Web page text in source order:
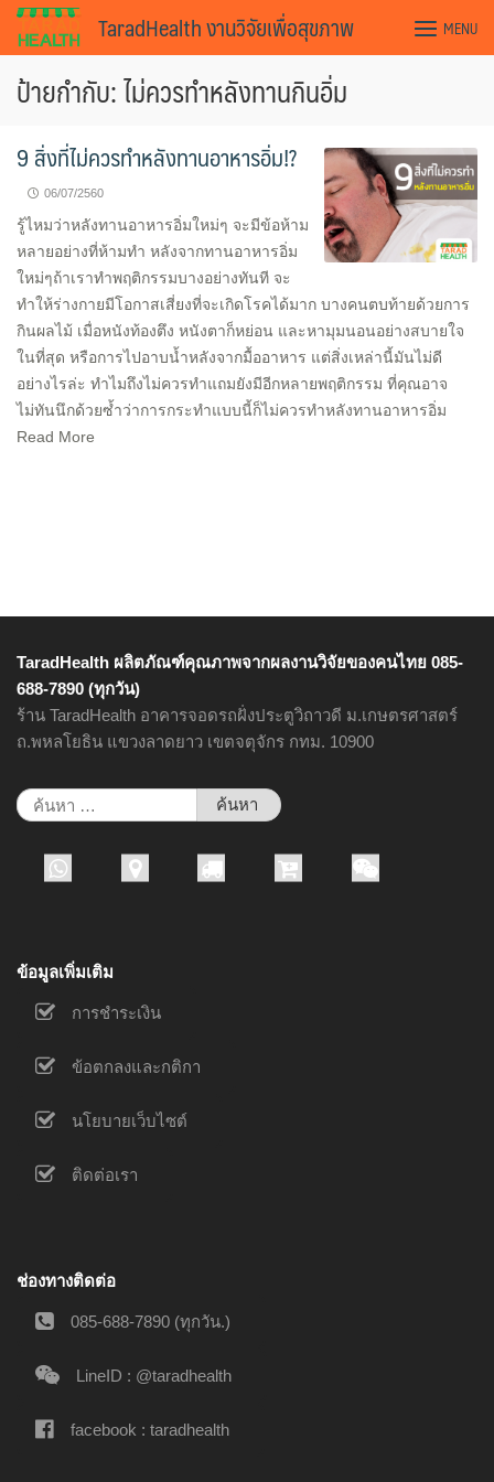
Skip
TaradHealth งานวิจัยเพื่อสุขภาพ MENU
ป้ายกำกับ: ไม่ควรทำหลังทานกินอิ่ม
9 สิ่งที่ไม่ควรทำหลังทานอาหารอิ่ม!?
06/07/2560
รู้ไหมว่าหลังทานอาหารอิ่มใหม่ๆ จะมีข้อห้าม
หลายอย่างที่ห้ามทำ หลังจากทานอาหารอิ่ม
ใหม่ๆถ้าเราทำพฤติกรรมบางอย่างทันที จะ
ทำให้ร่างกายมีโอกาสเสี่ยงที่จะเกิดโรคได้มาก บางคนตบท้ายด้วยการ
กินผลไม้ เมื่อหนังท้องตึง หนังตาก็หย่อน และหามุมนอนอย่างสบายใจ
ในที่สุด หรือการไปอาบน้ำหลังจากมื้ออาหาร แต่สิ่งเหล่านี้มันไม่ดี
อย่างไรล่ะ ทำไมถึงไม่ควรทำแถมยังมีอีกหลายพฤติกรรม ที่คุณอาจ
ไม่ทันนึกด้วยซ้ำว่าการกระทำแบบนี้ก็ไม่ควรทำหลังทานอาหารอิ่ม
Read More
TaradHealth ผลิตภัณฑ์คุณภาพจากผลงานวิจัยของคนไทย 085-
688-7890 (ทุกวัน)
ร้าน TaradHealth อาคารจอดรถฝั่งประตูวิถาวดี ม.เกษตรศาสตร์
ถ.พหลโยธิน แขวงลาดยาว เขตจตุจักร กทม. 10900
ค้นหา
สำหรับ:
ข้อมูลเพิ่มเติม
การชำระเงิน
ข้อตกลงและกติกา
นโยบายเว็บไซต์
ติดต่อเรา
ช่องทางติดต่อ
085-688-7890 (ทุกวัน.)
LineID : @taradhealth
facebook : taradhealth